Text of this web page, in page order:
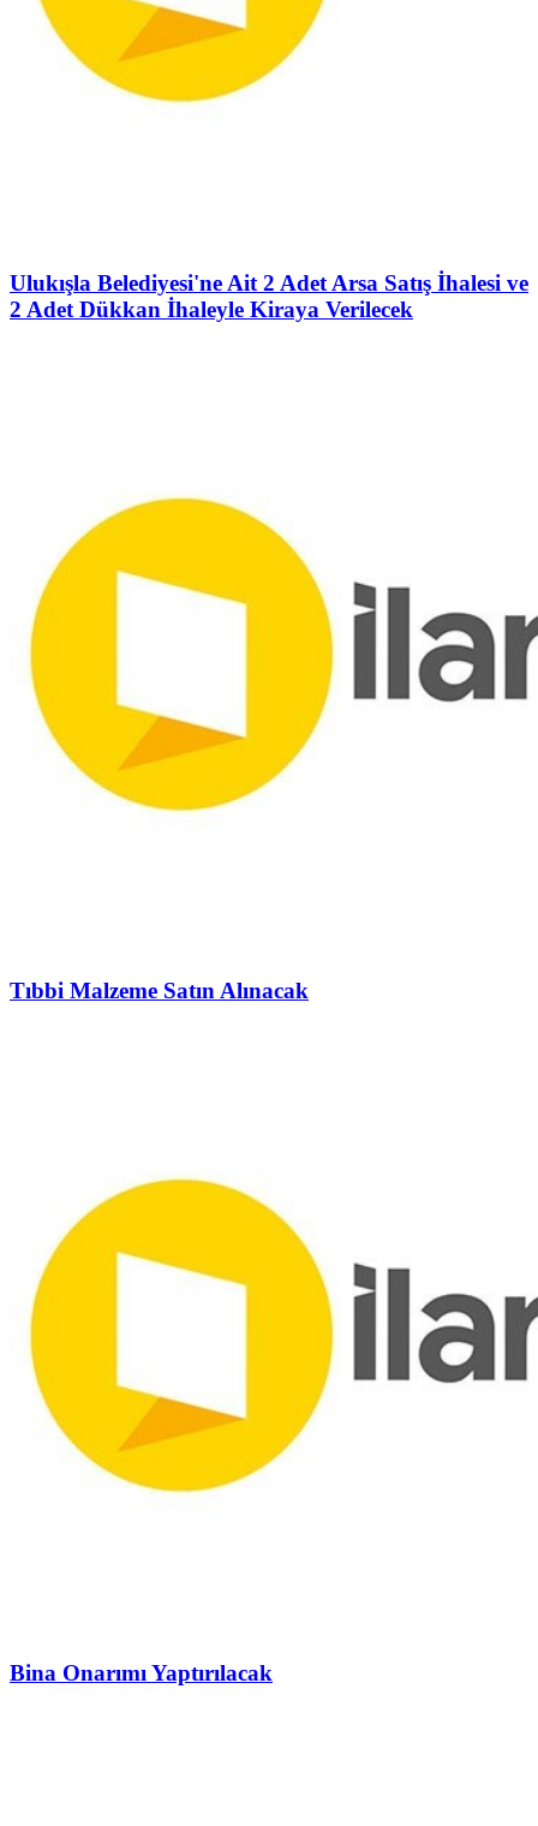
Ulukışla Belediyesi'ne Ait 2 Adet Arsa Satış İhalesi ve
2 Adet Dükkan İhaleyle Kiraya Verilecek
Tıbbi Malzeme Satın Alınacak
Bina Onarımı Yaptırılacak